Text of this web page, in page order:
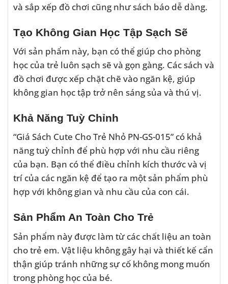
và sắp xếp đồ chơi cũng như sách báo dễ dàng.
Tạo Không Gian Học Tập Sạch Sẽ
Với sản phẩm này, bạn có thể giúp cho phòng
học của trẻ luôn sạch sẽ và gọn gàng. Các sách và
đồ chơi được xếp chặt chẽ vào ngăn kệ, giúp
không gian học tập trở nên sáng sủa và thú vị.
Khả Năng Tuỳ Chỉnh
“Giá Sách Cute Cho Trẻ Nhỏ PN-GS-015” có khả
năng tuỳ chỉnh để phù hợp với nhu cầu riêng
của bạn. Bạn có thể điều chỉnh kích thước và vị
trí của các ngăn kệ để tạo ra một sản phẩm phù
hợp với không gian và nhu cầu của con cái.
Sản Phẩm An Toàn Cho Trẻ
Sản phẩm này được làm từ các chất liệu an toàn
cho trẻ em. Vật liệu không gây hại và thiết kế cẩn
thận giúp tránh những sự cố không mong muốn
trong phòng học của bé.